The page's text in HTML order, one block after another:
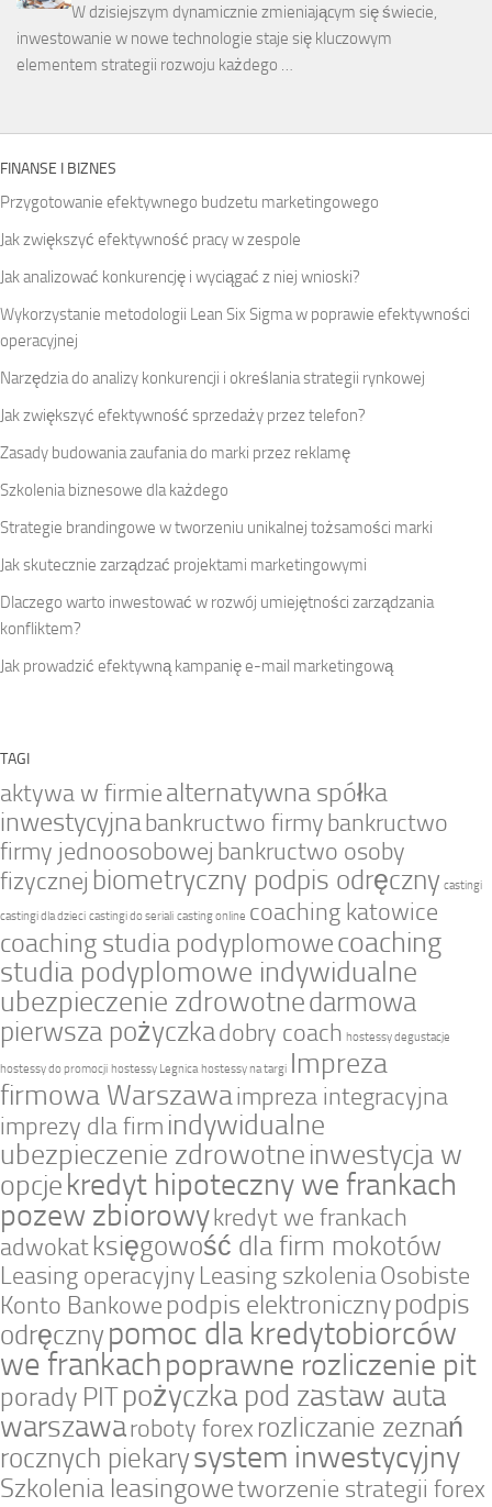
W dzisiejszym dynamicznie zmieniającym się świecie,
inwestowanie w nowe technologie staje się kluczowym
elementem strategii rozwoju każdego …
FINANSE I BIZNES
Przygotowanie efektywnego budzetu marketingowego
Jak zwiększyć efektywność pracy w zespole
Jak analizować konkurencję i wyciągać z niej wnioski?
Wykorzystanie metodologii Lean Six Sigma w poprawie efektywności
operacyjnej
Narzędzia do analizy konkurencji i określania strategii rynkowej
Jak zwiększyć efektywność sprzedaży przez telefon?
Zasady budowania zaufania do marki przez reklamę
Szkolenia biznesowe dla każdego
Strategie brandingowe w tworzeniu unikalnej tożsamości marki
Jak skutecznie zarządzać projektami marketingowymi
Dlaczego warto inwestować w rozwój umiejętności zarządzania
konfliktem?
Jak prowadzić efektywną kampanię e-mail marketingową
TAGI
aktywa w firmiealternatywna spółka
inwestycyjnabankructwo firmybankructwo
firmy jednoosobowej bankructwo osoby
fizycznej biometryczny podpis odręczny castingi
castingi dla dzieci castingi do seriali casting online coaching katowice
coaching studia podyplomowecoaching
studia podyplomowe indywidualne
ubezpieczenie zdrowotnedarmowa
pierwsza pożyczkadobry coach hostessy degustacje
hostessy do promocji hostessy Legnica hostessy na targi Impreza
firmowa Warszawaimpreza integracyjna
imprezy dla firm indywidualne
ubezpieczenie zdrowotneinwestycja w
opcjekredyt hipoteczny we frankach
pozew zbiorowykredyt we frankach
adwokatksięgowość dla firm mokotów
Leasing operacyjny Leasing szkoleniaOsobiste
Konto Bankowepodpis elektronicznypodpis
odręczny pomoc dla kredytobiorców
we frankachpoprawne rozliczenie pit
porady PITpożyczka pod zastaw auta
warszawaroboty forex rozliczanie zeznań
rocznych piekarysystem inwestycyjny
Szkolenia leasingowetworzenie strategii forex